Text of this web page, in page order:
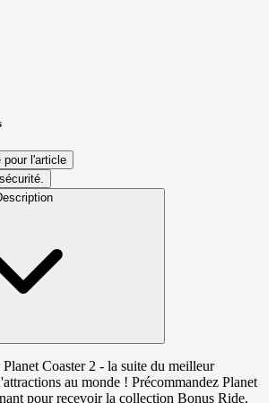
pour l'article
Planet Coaster 2 - la suite du meilleur
au monde ! Précommandez Planet
pour recevoir la collection Bonus Ride,